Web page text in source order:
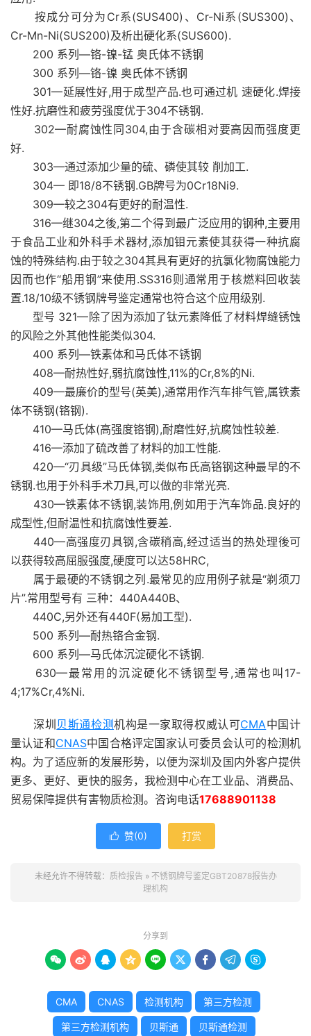
按成分可分为Cr系(SUS400)、Cr-Ni系(SUS300)、
Cr-Mn-Ni(SUS200)及析出硬化系(SUS600).
200 系列—铬-镍-锰 奥氏体不锈钢
300 系列—铬-镍 奥氏体不锈钢
301—延展性好,用于成型产品.也可通过机 速硬化.焊接
性好.抗磨性和疲劳强度优于304不锈钢.
302—耐腐蚀性同304,由于含碳相对要高因而强度更
好.
303—通过添加少量的硫、磷使其较 削加工.
304— 即18/8不锈钢.GB牌号为0Cr18Ni9.
309—较之304有更好的耐温性.
316—继304之後,第二个得到最广泛应用的钢种,主要用
于食品工业和外科手术器材,添加钼元素使其获得一种抗腐
蚀的特殊结构.由于较之304其具有更好的抗氯化物腐蚀能力
因而也作“船用钢”来使用.SS316则通常用于核燃料回收装
置.18/10级不锈钢牌号鉴定通常也符合这个应用级别.
型号 321—除了因为添加了钛元素降低了材料焊缝锈蚀
的风险之外其他性能类似304.
400 系列—铁素体和马氏体不锈钢
408—耐热性好,弱抗腐蚀性,11%的Cr,8%的Ni.
409—最廉价的型号(英美),通常用作汽车排气管,属铁素
体不锈钢(铬钢).
410—马氏体(高强度铬钢),耐磨性好,抗腐蚀性较差.
416—添加了硫改善了材料的加工性能.
420—“刃具级”马氏体钢,类似布氏高铬钢这种最早的不
锈钢.也用于外科手术刀具,可以做的非常光亮.
430—铁素体不锈钢,装饰用,例如用于汽车饰品.良好的
成型性,但耐温性和抗腐蚀性要差.
440—高强度刃具钢,含碳稍高,经过适当的热处理後可
以获得较高屈服强度,硬度可以达58HRC,
属于最硬的不锈钢之列.最常见的应用例子就是“剃须刀
片”.常用型号有 三种：440A440B、
440C,另外还有440F(易加工型).
500 系列—耐热铬合金钢.
600 系列—马氏体沉淀硬化不锈钢.
630—最常用的沉淀硬化不锈钢型号,通常也叫17-
4;17%Cr,4%Ni.
深圳贝斯通检测机构是一家取得权威认可CMA中国计
量认证和CNAS中国合格评定国家认可委员会认可的检测机
构。为了适应新的发展形势，以便为深圳及国内外客户提供
更多、更好、更快的服务，我检测中心在工业品、消费品、
贸易保障提供有害物质检测。咨询电话17688901138
 赞(0) 打赏
未经允许不得转载： 质检报告 » 不锈钢牌号鉴定GBT20878报告办
理机构
分享到
        
CMA CNAS 检测机构 第三方检测
第三方检测机构 贝斯通 贝斯通检测